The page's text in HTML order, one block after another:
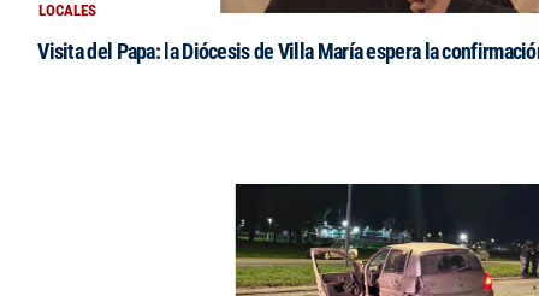
LOCALES
Visita del Papa: la Diócesis de Villa María espera la